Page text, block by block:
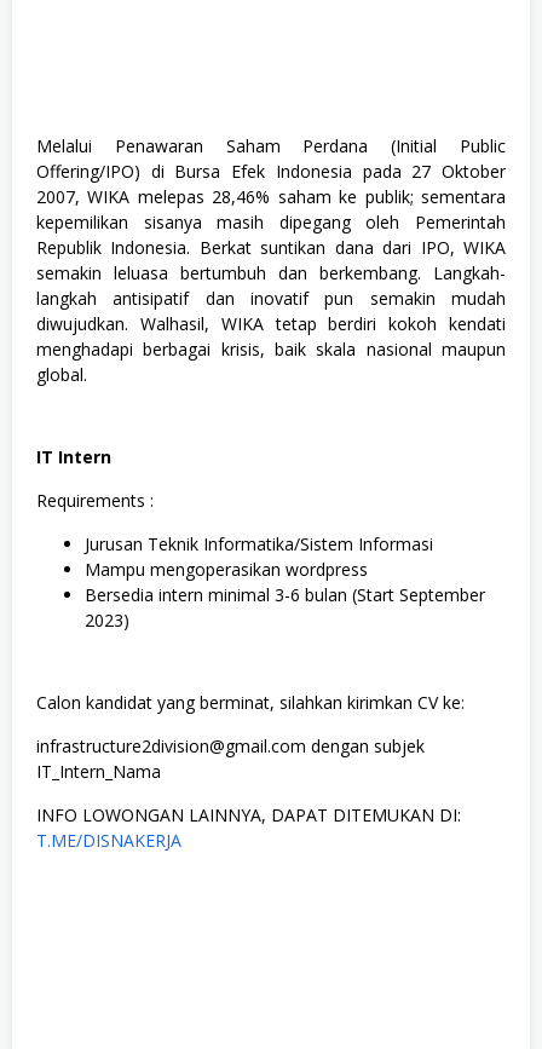
Melalui Penawaran Saham Perdana (Initial Public
Offering/IPO) di Bursa Efek Indonesia pada 27 Oktober
2007, WIKA melepas 28,46% saham ke publik; sementara
kepemilikan sisanya masih dipegang oleh Pemerintah
Republik Indonesia. Berkat suntikan dana dari IPO, WIKA
semakin leluasa bertumbuh dan berkembang. Langkah-
langkah antisipatif dan inovatif pun semakin mudah
diwujudkan. Walhasil, WIKA tetap berdiri kokoh kendati
menghadapi berbagai krisis, baik skala nasional maupun
global.
IT Intern
Requirements :
Jurusan Teknik Informatika/Sistem Informasi
Mampu mengoperasikan wordpress
Bersedia intern minimal 3-6 bulan (Start September
2023)
Calon kandidat yang berminat, silahkan kirimkan CV ke:
infrastructure2division@gmail.com dengan subjek
IT_Intern_Nama
INFO LOWONGAN LAINNYA, DAPAT DITEMUKAN DI:
T.ME/DISNAKERJA